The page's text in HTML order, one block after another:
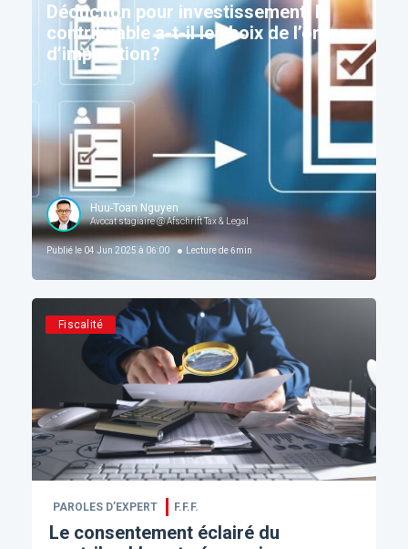
Déduction pour investissement: le
contribuable a-t-il le choix de l’ordre
d’imputation?
Huu-Toan Nguyen
Avocat stagiaire @ Afschrift Tax & Legal
Publié le 04 Jun 2025 à 06:00 Lecture de 6min
Fiscalité
PAROLES D’EXPERT F.F.F.
Le consentement éclairé du